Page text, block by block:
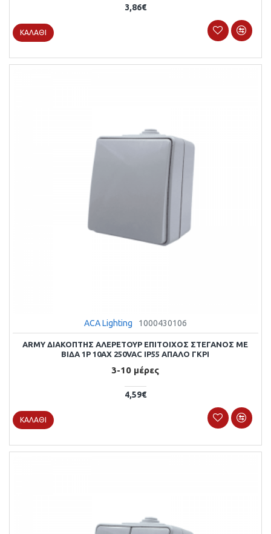
3,86€
ΚΑΛΆΘΙ
ACA Lighting 1000430106
ARMY ΔΙΑΚΟΠΤΗΣ ΑΛΕΡΕΤΟΥΡ ΕΠΙΤΟΙΧΟΣ ΣΤΕΓΑΝΟΣ ΜΕ
ΒΙΔΑ 1P 10AX 250VAC IP55 ΑΠΑΛΟ ΓΚΡΙ
3-10 μέρες
4,59€
ΚΑΛΆΘΙ